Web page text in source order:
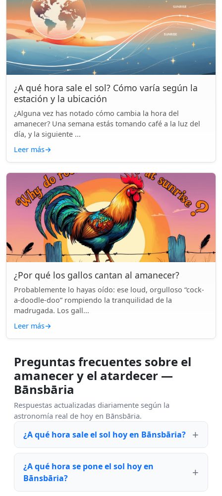
¿A qué hora sale el sol? Cómo varía según la
estación y la ubicación
¿Alguna vez has notado cómo cambia la hora del
amanecer? Una semana estás tomando café a la luz del
día, y la siguiente ...
Leer más→
¿Por qué los gallos cantan al amanecer?
Probablemente lo hayas oído: ese loud, orgulloso “cock-
a-doodle-doo” rompiendo la tranquilidad de la
madrugada. Los gall...
Leer más→
Preguntas frecuentes sobre el
amanecer y el atardecer —
Bānsbāria
Respuestas actualizadas diariamente según la
astronomía real de hoy en Bānsbāria.
¿A qué hora sale el sol hoy en Bānsbāria?
¿A qué hora se pone el sol hoy en
Bānsbāria?